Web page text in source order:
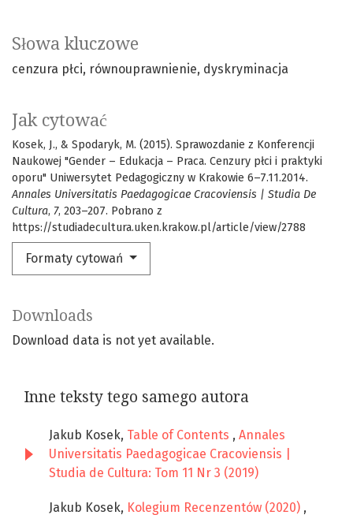
Słowa kluczowe
cenzura płci równouprawnienie dyskryminacja
Jak cytować
Kosek, J., & Spodaryk, M. (2015). Sprawozdanie z Konferencji
Naukowej "Gender – Edukacja – Praca. Cenzury płci i praktyki
oporu" Uniwersytet Pedagogiczny w Krakowie 6–7.11.2014.
Annales Universitatis Paedagogicae Cracoviensis | Studia De
Cultura, 7, 203–207. Pobrano z
https://studiadecultura.uken.krakow.pl/article/view/2788
Formaty cytowań
Downloads
Download data is not yet available.
Inne teksty tego samego autora
Jakub Kosek, Table of Contents , Annales
Universitatis Paedagogicae Cracoviensis |
Studia de Cultura: Tom 11 Nr 3 (2019)
Jakub Kosek, Kolegium Recenzentów (2020) ,